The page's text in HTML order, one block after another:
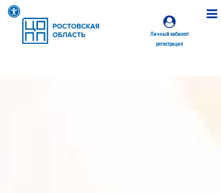
Личный кабинет/
регистрация